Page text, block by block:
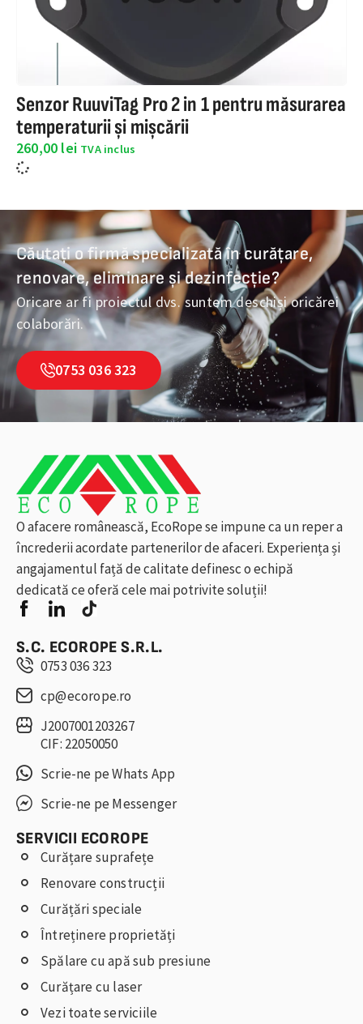
Senzor RuuviTag Pro 2 in 1 pentru măsurarea
temperaturii și mișcării
260,00 lei TVA inclus
Căutați o firmă specializată în curățare,
renovare, eliminare și dezinfecție?
Oricare ar fi proiectul dvs. suntem deschiși oricărei
colaborări.
0753 036 323
O afacere românească, EcoRope se impune ca un reper a
încrederii acordate partenerilor de afaceri. Experiența și
angajamentul față de calitate definesc o echipă
dedicată ce oferă cele mai potrivite soluții!
S.C. ECOROPE S.R.L.
0753 036 323
cp@ecorope.ro
J2007001203267
CIF: 22050050
Scrie-ne pe Whats App
Scrie-ne pe Messenger
SERVICII ECOROPE
Curățare suprafețe
Renovare construcții
Curățări speciale
Întreținere proprietăți
Spălare cu apă sub presiune
Curățare cu laser
Vezi toate serviciile